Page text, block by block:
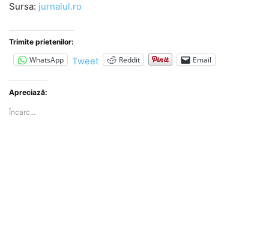
Sursa: jurnalul.ro
Trimite prietenilor:
WhatsApp Tweet Reddit Email
Apreciază:
Încarc...